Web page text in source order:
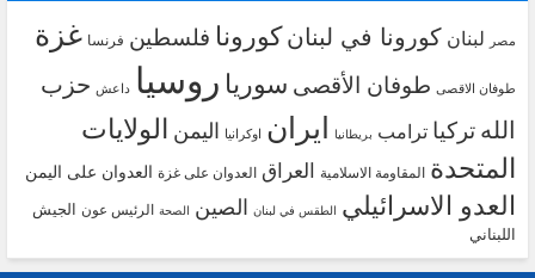
مصر لبنان كورونا في لبنانكورونا فلسطين فرنسا غزة
طوفان الاقصى طوفان الأقصى سوريا روسيا داعش حزب
الله تركيا ترامب بريطانيا ايران اوكرانيا اليمن الولايات
المتحدة المقاومة الاسلامية العراق العدوان على غزة العدوان على اليمن
العدو الاسرائيلي الطقس في لبنان الصين الصحة الرئيس عون الجيش
اللبناني